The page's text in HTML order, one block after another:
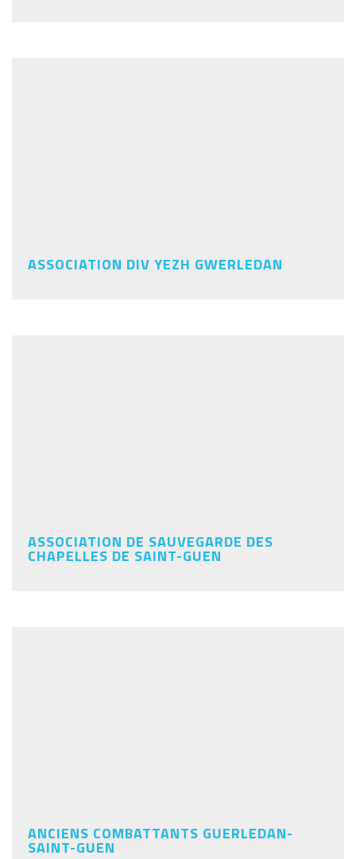
ASSOCIATION DIV YEZH GWERLEDAN
ASSOCIATION DE SAUVEGARDE DES
CHAPELLES DE SAINT-GUEN
ANCIENS COMBATTANTS GUERLEDAN-
SAINT-GUEN